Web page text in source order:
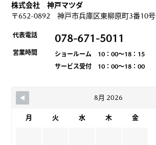
株式会社 神戸マツダ
〒652-0892 神戸市兵庫区東柳原町3番10号
代表電話 078-671-5011
営業時間
ショールーム 10：00～18：15
サービス受付 10：00～18：00
8月 2026
月 火 水 木 金